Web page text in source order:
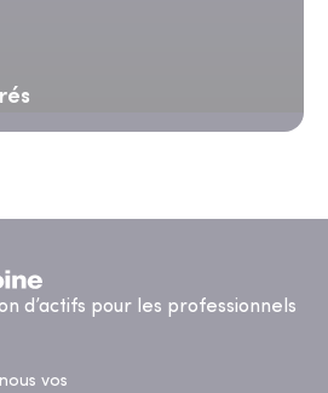
d’actifs pour les professionnels
vos